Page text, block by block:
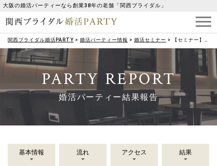
大阪の婚活パーティーなら創業38年の老舗「関西ブライダル」
関西ブライダル婚活PARTY > 婚活パーティー情報 > 婚活セミナー > 【セミナー】（女性限定）婚活メイクレッスン！
PARTY REPORT
婚活パーティー結果報告
基本情報 流れ アクセス 結果